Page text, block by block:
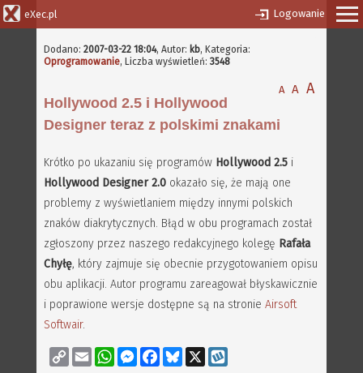
eXec.pl Logowanie
Dodano: 2007-03-22 18:04, Autor: kb, Kategoria:
Oprogramowanie, Liczba wyświetleń: 3548
A A A
Hollywood 2.5 i Hollywood
Designer teraz z polskimi znakami
Krótko po ukazaniu się programów Hollywood 2.5 i
Hollywood Designer 2.0 okazało się, że mają one
problemy z wyświetlaniem między innymi polskich
znaków diakrytycznych. Błąd w obu programach został
zgłoszony przez naszego redakcyjnego kolegę Rafała
Chyłę, który zajmuje się obecnie przygotowaniem opisu
obu aplikacji. Autor programu zareagował błyskawicznie
i poprawione wersje dostępne są na stronie Airsoft
Softwair.
Copy
Link
Email WhatsAppMessenger
FacebookBluesky